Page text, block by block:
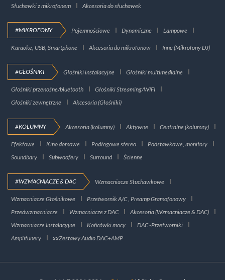
Słuchawki z mikrofonem
Akcesoria do słuchawek
#MIKROFONY Pojemnościowe Dynamiczne Lampowe
Karaoke, USB, Smartphone Akcesoria do mikrofonów Inne (Mikrofony DJ)
#GŁOŚNIKI Głośniki instalacyjne Głośniki multimedialne
Głośniki przenośne/bluetooth
Głośniki Streaming/WIFI
Głośniki zewnętrzne
Akcesoria (Głośniki)
#KOLUMNY Akcesoria (kolumny) Aktywne Centralne (kolumny)
Efektowe Kino domowe Podłogowe stereo
Podstawkowe, monitory
Soundbary
Subwoofery Surround Ścienne
#WZMACNIACZE & DAC Wzmacniacze Słuchawkowe
Wzmacniacze Głośnikowe
Przetwornik A/C , Preamp Gramofonowy
Przedwzmacniacze
Wzmacniacze z DAC
Akcesoria (Wzmacniacze & DAC)
Wzmacniacze Instalacyjne
Końcówki mocy
DAC -Przetworniki
Amplitunery
xxZestawy Audio DAC+AMP